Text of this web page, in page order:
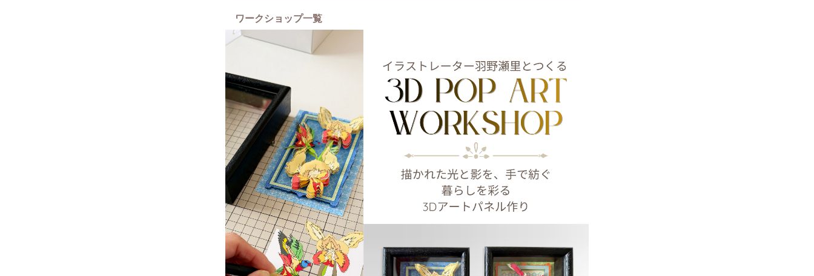
になってデザインカッターを動かしたり……。デジタルのイラストを、あえて自分の手で切り抜
き、重ねていくアナログな作業は、日常の忙しさを忘れるような深い「没入感」と、完成したと
きの特別な「達成感」を与えてくれます。
絵を描くのが苦手な方や、アート体験が初めての方でも、私がしっかりとサポートいたしますの
京都ならではの風情と現代的な空間が合わさったこのアトリエで、自分だけのアートづくりに没
頭する特別なひとときを楽しみませんか？
皆さまと一緒にものづくりができる日を、心よりお待ちしております。
ワークショップ一覧